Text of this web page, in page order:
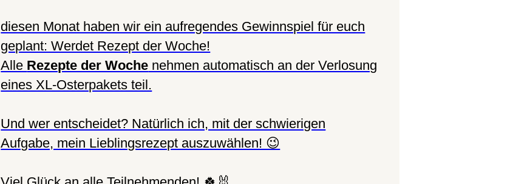
diesen Monat haben wir ein aufregendes Gewinnspiel für euch
geplant: Werdet Rezept der Woche!
Alle Rezepte der Woche nehmen automatisch an der Verlosung
eines XL-Osterpakets teil.
Und wer entscheidet? Natürlich ich, mit der schwierigen
Aufgabe, mein Lieblingsrezept auszuwählen! 😉